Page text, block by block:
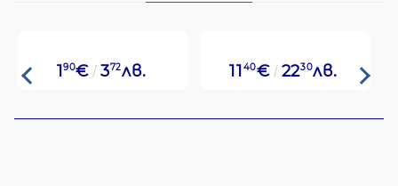
190€ 372лв. 11 40€ 2230лв.